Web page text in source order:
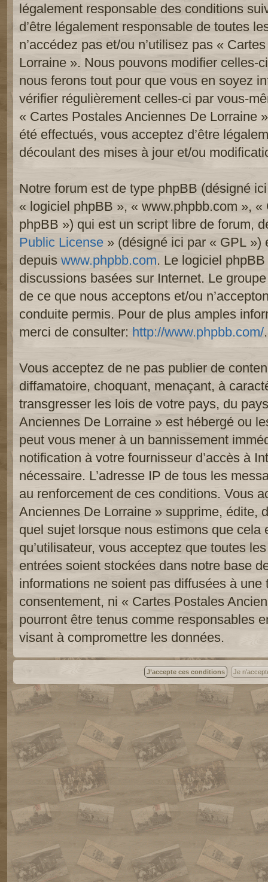
légalement responsable des conditions
d’être légalement responsable de toutes
n’accédez pas et/ou n’utilisez pas «
Lorraine ». Nous pouvons modifier celles-
nous ferons tout pour que vous en soyez
vérifier régulièrement celles-ci par vous-
« Cartes Postales Anciennes De Lorraine
été effectués, vous acceptez d’être
découlant des mises à jour et/ou
Notre forum est de type phpBB (désigné
« logiciel phpBB », « www.phpbb.com »,
phpBB ») qui est un script libre de forum,
Public License » (désigné ici par « GPL »)
depuis www.phpbb.com. Le logiciel
discussions basées sur Internet. Le
de ce que nous acceptons et/ou
conduite permis. Pour de plus amples
merci de consulter: http://www.phpbb.com/.
Vous acceptez de ne pas publier de
diffamatoire, choquant, menaçant, à
transgresser les lois de votre pays, du
Anciennes De Lorraine » est hébergé ou
peut vous mener à un bannissement
notification à votre fournisseur d’accès à
nécessaire. L’adresse IP de tous les
au renforcement de ces conditions. Vous
Anciennes De Lorraine » supprime, édite,
quel sujet lorsque nous estimons que cela
qu’utilisateur, vous acceptez que toutes
entrées soient stockées dans notre base
informations ne soient pas diffusées à une
consentement, ni « Cartes Postales
pourront être tenus comme responsables
visant à compromettre les données.